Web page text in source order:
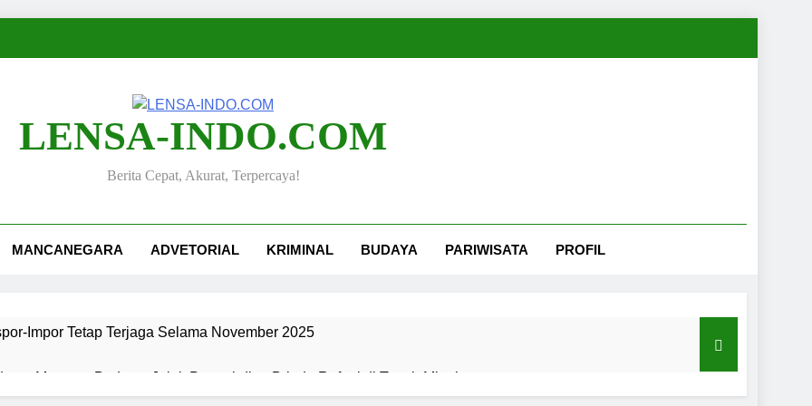
LENSA-INDO.COM
Berita Cepat, Akurat, Terpercaya!
MANCANEGARA ADVETORIAL KRIMINAL BUDAYA PARIWISATA PROFIL
Impor Tetap Terjaga Selama November 2025
Merawat Budaya: Jejak Pengabdian Bripda Rafael di Tanah Minahasa